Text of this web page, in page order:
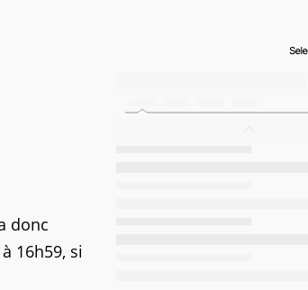
donc
16h59, si